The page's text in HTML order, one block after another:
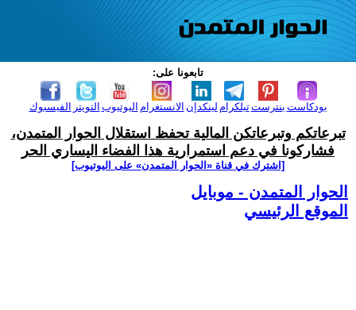
تابعونا على:
الفيسبوك التويتر اليوتيوب الانستغرام لينكدإن تيلكرامبنترست بودكاست
تبرعاتكم وتبرعاتكن المالية تحفظ استقلال الحوار المتمدن،
فشاركونا في دعم استمرارية هذا الفضاء اليساري الحر
[اشترك في قناة ‫«الحوار المتمدن» على اليوتيوب]
الحوار المتمدن - موبايل
الموقع الرئيسي